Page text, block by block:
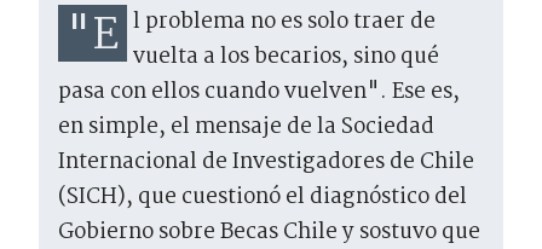
"El problema no es solo traer de vuelta a los becarios, sino qué
pasa con ellos cuando vuelven". Ese es,
en simple, el mensaje de la Sociedad
Internacional de Investigadores de Chile
(SICH), que cuestionó el diagnóstico del
Gobierno sobre Becas Chile y sostuvo que